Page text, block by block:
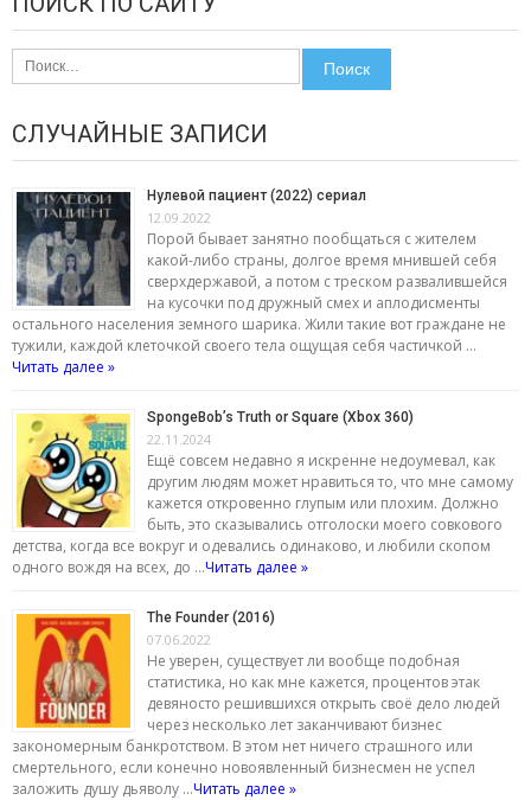
Найти:
СЛУЧАЙНЫЕ ЗАПИСИ
Нулевой пациент (2022) сериал
12.09.2022
Порой бывает занятно пообщаться с жителем
какой-либо страны, долгое время мнившей себя
сверхдержавой, а потом с треском развалившейся
на кусочки под дружный смех и аплодисменты
остального населения земного шарика. Жили такие вот граждане не
тужили, каждой клеточкой своего тела ощущая себя частичкой …
Читать далее »
SpongeBob’s Truth or Square (Xbox 360)
22.11.2024
Ещё совсем недавно я искренне недоумевал, как
другим людям может нравиться то, что мне самому
кажется откровенно глупым или плохим. Должно
быть, это сказывались отголоски моего совкового
детства, когда все вокруг и одевались одинаково, и любили скопом
одного вождя на всех, до …Читать далее »
The Founder (2016)
07.06.2022
Не уверен, существует ли вообще подобная
статистика, но как мне кажется, процентов этак
девяносто решившихся открыть своё дело людей
через несколько лет заканчивают бизнес
закономерным банкротством. В этом нет ничего страшного или
смертельного, если конечно новоявленный бизнесмен не успел
заложить душу дьяволу …Читать далее »